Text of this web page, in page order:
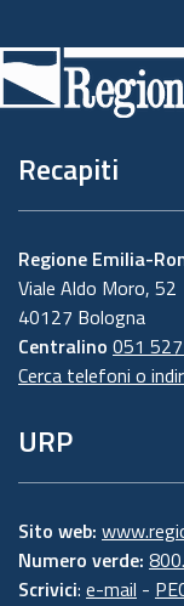
di
pagina
Recapiti
Regione Emilia-
Viale Aldo Moro, 52
40127 Bologna
Centralino 051
Cerca telefoni o
URP
Sito web:
Numero verde:
Scrivici: e-mail -